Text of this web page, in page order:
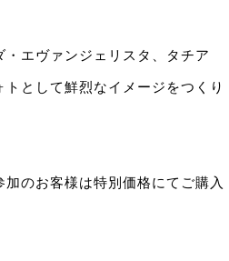
エヴァンジェリスタ、タチア
として鮮烈なイメージをつくり
のお客様は特別価格にてご購入